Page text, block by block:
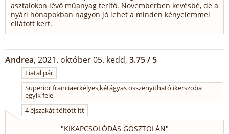
asztalokon lévő műanyag terítő. Novemberben kevésbé, de a
nyári hónapokban nagyon jó lehet a minden kényelemmel
ellátott kert.
Andrea, 2021. október 05. kedd, 3.75 / 5
Fiatal pár
Superior franciaerkélyes,kétágyas összenyitható ikerszoba
egyik fele
4 éjszakát töltött itt
"KIKAPCSOLÓDÁS GOSZTOLÁN"